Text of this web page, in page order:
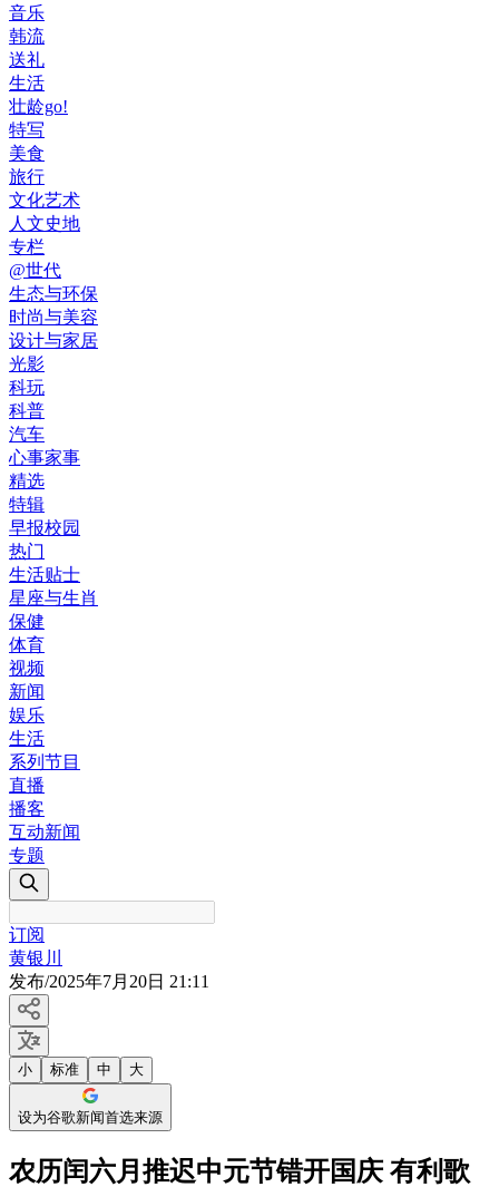
音乐
韩流
送礼
生活
壮龄go!
特写
美食
旅行
文化艺术
人文史地
专栏
@世代
生态与环保
时尚与美容
设计与家居
光影
科玩
科普
汽车
心事家事
精选
特辑
早报校园
热门
生活贴士
星座与生肖
保健
体育
视频
新闻
娱乐
生活
系列节目
直播
播客
互动新闻
专题
订阅
黄银川
发布/2025年7月20日 21:11
小 标准 中 大
设为谷歌新闻首选来源
农历闰六月推迟中元节错开国庆 有利歌